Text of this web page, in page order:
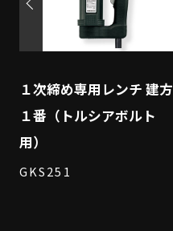
１次締め専用レンチ 建方
１番（トルシアボルト
用）
GKS251